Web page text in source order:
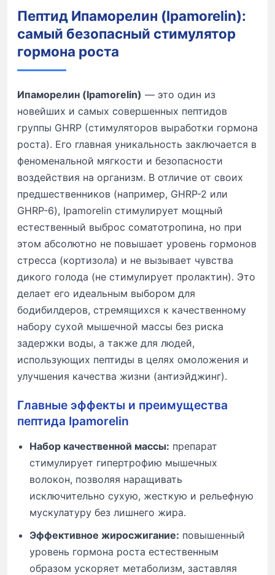
Пептид Ипаморелин (Ipamorelin):
самый безопасный стимулятор
гормона роста
Ипаморелин (Ipamorelin) — это один из
новейших и самых совершенных пептидов
группы GHRP (стимуляторов выработки гормона
роста). Его главная уникальность заключается в
феноменальной мягкости и безопасности
воздействия на организм. В отличие от своих
предшественников (например, GHRP-2 или
GHRP-6), Ipamorelin стимулирует мощный
естественный выброс соматотропина, но при
этом абсолютно не повышает уровень гормонов
стресса (кортизола) и не вызывает чувства
дикого голода (не стимулирует пролактин). Это
делает его идеальным выбором для
бодибилдеров, стремящихся к качественному
набору сухой мышечной массы без риска
задержки воды, а также для людей,
использующих пептиды в целях омоложения и
улучшения качества жизни (антиэйджинг).
Главные эффекты и преимущества
пептида Ipamorelin
Набор качественной массы: препарат
стимулирует гипертрофию мышечных
волокон, позволяя наращивать
исключительно сухую, жесткую и рельефную
мускулатуру без лишнего жира.
Эффективное жиросжигание: повышенный
уровень гормона роста естественным
образом ускоряет метаболизм, заставляя